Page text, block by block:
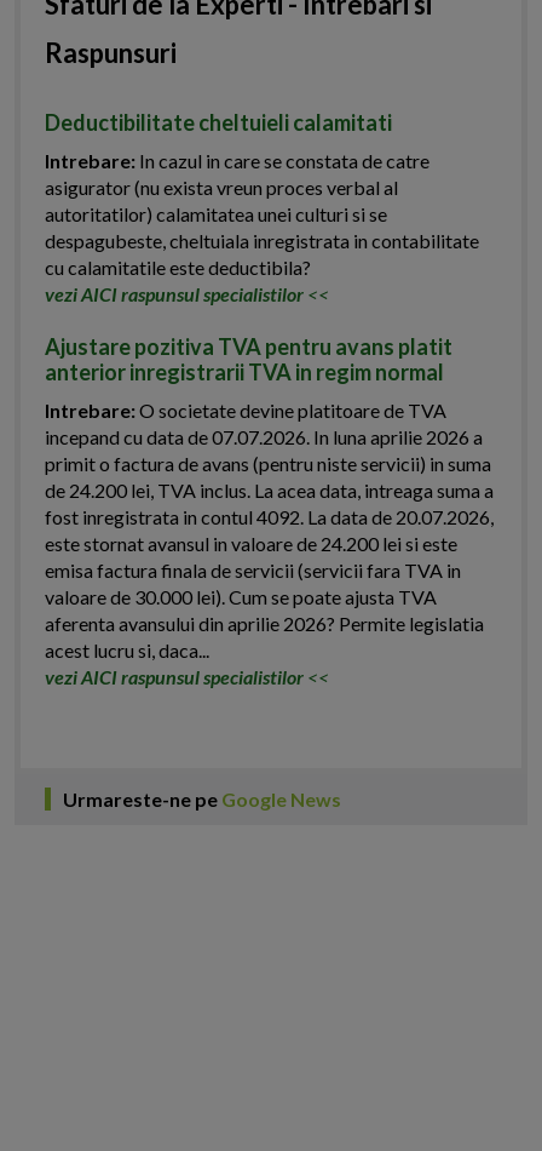
Raspunsuri
Deductibilitate cheltuieli calamitati
Intrebare: In cazul in care se constata de catre
asigurator (nu exista vreun proces verbal al
autoritatilor) calamitatea unei culturi si se
despagubeste, cheltuiala inregistrata in contabilitate
cu calamitatile este deductibila?
vezi AICI raspunsul specialistilor <<
Ajustare pozitiva TVA pentru avans platit
anterior inregistrarii TVA in regim normal
Intrebare:O societate devine platitoare de TVA
incepand cu data de 07.07.2026. In luna aprilie 2026 a
primit o factura de avans (pentru niste servicii) in suma
de 24.200 lei, TVA inclus. La acea data, intreaga suma a
fost inregistrata in contul 4092. La data de 20.07.2026,
este stornat avansul in valoare de 24.200 lei si este
emisa factura finala de servicii (servicii fara TVA in
valoare de 30.000 lei). Cum se poate ajusta TVA
aferenta avansului din aprilie 2026? Permite legislatia
acest lucru si, daca...
vezi AICI raspunsul specialistilor <<
Urmareste-ne pe Google News